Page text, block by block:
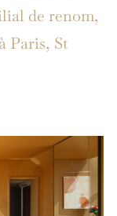
de renom,
Paris, St